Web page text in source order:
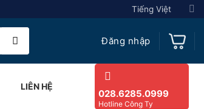
Tiếng Việt
Đăng nhập
LIÊN HỆ
028.6285.0999
Hotline Công Ty